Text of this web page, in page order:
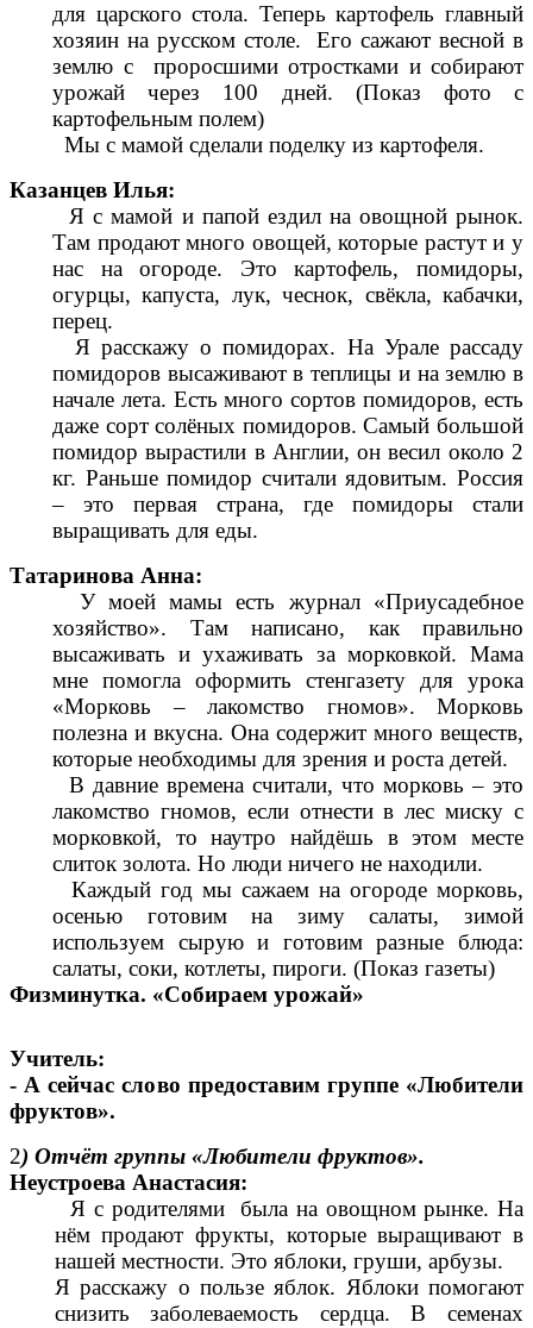
для царского стола. Теперь картофель главный
хозяин на русском столе. Его сажают весной в
землю с проросшими отростками и собирают
урожай через 100 дней. (Показ фото с
картофельным полем)
Мы с мамой сделали поделку из картофеля.
Казанцев Илья:
Я с мамой и папой ездил на овощной рынок.
Там продают много овощей, которые растут и у
нас на огороде. Это картофель, помидоры,
огурцы, капуста, лук, чеснок, свёкла, кабачки,
перец.
Я расскажу о помидорах. На Урале рассаду
помидоров высаживают в теплицы и на землю в
начале лета. Есть много сортов помидоров, есть
даже сорт солёных помидоров. Самый большой
помидор вырастили в Англии, он весил около 2
кг. Раньше помидор считали ядовитым. Россия
– это первая страна, где помидоры стали
выращивать для еды.
Татаринова Анна:
У моей мамы есть журнал «Приусадебное
хозяйство». Там написано, как правильно
высаживать и ухаживать за морковкой. Мама
мне помогла оформить стенгазету для урока
«Морковь – лакомство гномов». Морковь
полезна и вкусна. Она содержит много веществ,
которые необходимы для зрения и роста детей.
В давние времена считали, что морковь – это
лакомство гномов, если отнести в лес миску с
морковкой, то наутро найдёшь в этом месте
слиток золота. Но люди ничего не находили.
Каждый год мы сажаем на огороде морковь,
осенью готовим на зиму салаты, зимой
используем сырую и готовим разные блюда:
салаты, соки, котлеты, пироги. (Показ газеты)
Физминутка. «Собираем урожай»
Учитель:
- А сейчас слово предоставим группе «Любители
фруктов».
2) Отчёт группы «Любители фруктов».
Неустроева Анастасия:
Я с родителями была на овощном рынке. На
нём продают фрукты, которые выращивают в
нашей местности. Это яблоки, груши, арбузы.
Я расскажу о пользе яблок. Яблоки помогают
снизить заболеваемость сердца. В семенах